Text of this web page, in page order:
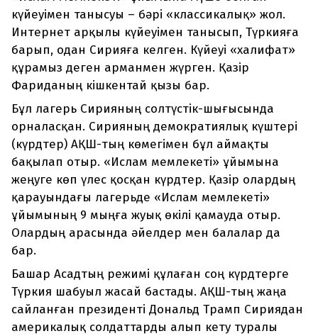
күйеуімен танысуы – бәрі «классикалық» жол.
Интернет арқылы күйеуімен танысып, Түркияға
барып, одан Сирияға келген. Күйеуі «халифат»
құрамыз деген арманмен жүрген. Қазір
Фариданың кішкентай қызы бар.
Бұл лагерь Сирияның солтүстік-шығысында
орналасқан. Сирияның демократиялық күштері
(күрдтер) АҚШ-тың көмегімен бұл аймақты
бақылап отыр. «Ислам мемлекеті» ұйымына
жеңуге көп үлес қосқан күрдтер. Қазір олардың
қарауындағы лагерьде «Ислам мемлекеті»
ұйымының 9 мыңға жуық өкілі қамауда отыр.
Олардың арасында әйелдер мен балалар да
бар.
Башар Асадтың режимі құлаған соң күрдтерге
Түркия шабуыл жасай бастады. АҚШ-тың жаңа
сайланған президенті Дональд Трамп Сириядан
америкалық солдаттарды алып кету туралы